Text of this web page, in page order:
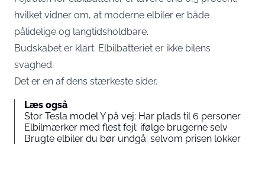
hvilket vidner om, at moderne elbiler er både
pålidelige og langtidsholdbare.
Budskabet er klart: Elbilbatteriet er ikke bilens
svaghed.
Det er en af dens stærkeste sider.
Læs også
Stor Tesla model Y på vej: Har plads til 6 personer
Elbilmærker med flest fejl: ifølge brugerne selv
Brugte elbiler du bør undgå: selvom prisen lokker